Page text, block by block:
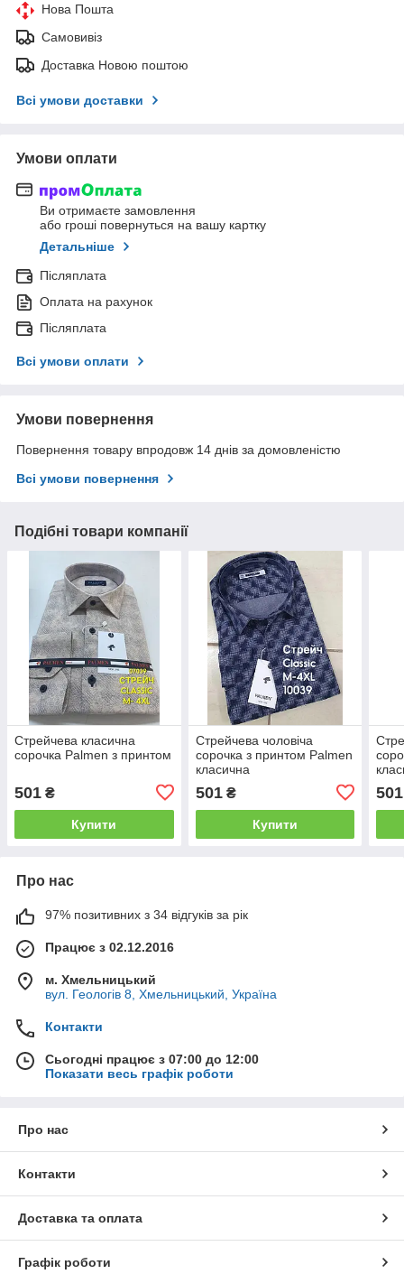
Нова Пошта
Самовивіз
Доставка Новою поштою
Всі умови доставки
Умови оплати
Ви отримаєте замовлення
або гроші повернуться на вашу картку
Детальніше
Післяплата
Оплата на рахунок
Післяплата
Всі умови оплати
Умови повернення
Повернення товару впродовж 14 днів за домовленістю
Всі умови повернення
Подібні товари компанії
Стрейчева класична
сорочка Palmen з принтом
501 ₴
Купити
Стрейчева чоловіча
сорочка з принтом Palmen
класична
501₴
Купити
501
Про нас
97% позитивних з 34 відгуків за рік
Працює з 02.12.2016
м. Хмельницький
вул. Геологів 8, Хмельницький, Україна
Контакти
Сьогодні працює з 07:00 до 12:00
Показати весь графік роботи
Про нас
Контакти
Доставка та оплата
Графік роботи